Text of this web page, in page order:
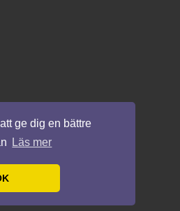
ge dig en bättre
Läs mer